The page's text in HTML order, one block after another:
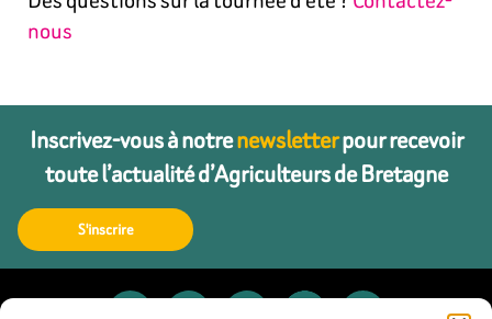
nous
Inscrivez-vous à notrenewsletterpour recevoir
toute l’actualité d’Agriculteurs de Bretagne
S'inscrire